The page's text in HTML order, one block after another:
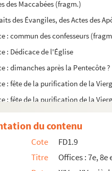
des Maccabées (fragm.)
des Évangiles, des Actes des
: commun des confesseurs
: Dédicace de l'Église
: dimanches après la Pentecôte ?
: fête de la purification de la
: fête de la purification de la
(fragm.)
du contenu
Cote
FD1.9
Titre
Offices : 7e,